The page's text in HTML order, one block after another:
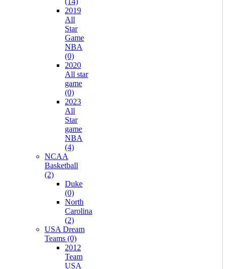
2019
All
Star
Game
NBA
(0)
2020
All star
game
(0)
2023
All
Star
game
NBA
(4)
NCAA
Basketball
(2)
Duke
(0)
North
Carolina
(2)
USA Dream
Teams (0)
2012
Team
USA